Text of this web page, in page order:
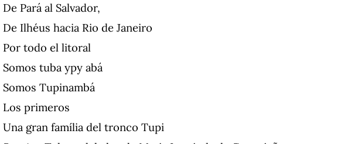
De Pará al Salvador,
De Ilhéus hacia Rio de Janeiro
Por todo el litoral
Somos tuba ypy abá
Somos Tupinambá
Los primeros
Una gran família del tronco Tupi